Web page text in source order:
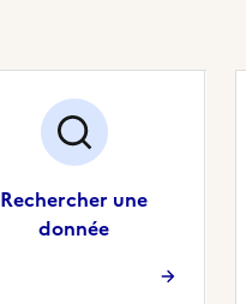
Rechercher une
donnée